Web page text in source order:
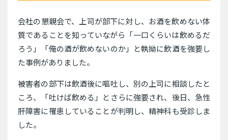
会社の懇親会で、上司が部下に対し、お酒を飲めない体
質であることを知っていながら「一口くらいは飲めるだ
ろう」「俺の酒が飲めないのか」と執拗に飲酒を強要し
た事例がありました。
被害者の部下は飲酒後に嘔吐し、別の上司に相談したと
ころ、「吐けば飲める」とさらに強要され、後日、急性
肝障害に罹患していることが判明し、精神科も受診しま
した。